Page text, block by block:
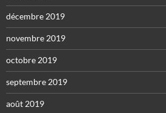
décembre 2019
novembre 2019
octobre 2019
septembre 2019
août 2019